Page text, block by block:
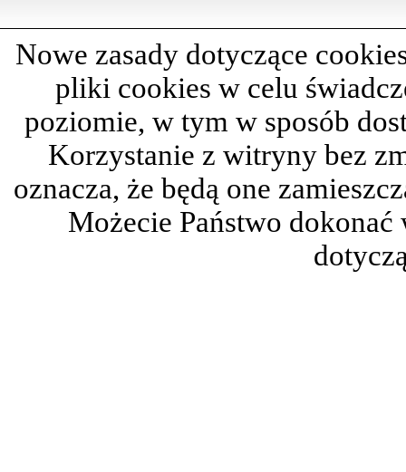
Nowe zasady dotyczące
pliki cookies w celu
poziomie, w tym w sposób
Korzystanie z witryny bez
oznacza, że będą one
Możecie Państwo